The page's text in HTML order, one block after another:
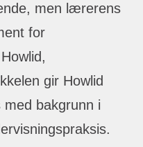
men lærerens
for
gir Howlid
med bakgrunn i